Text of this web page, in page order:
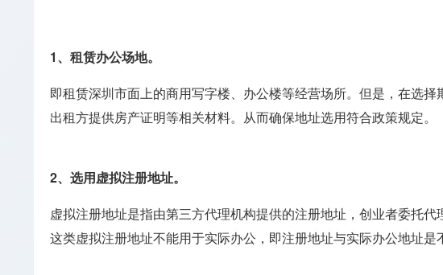
1、租赁办公场地。
即租赁深圳市面上的商用写字楼、办公楼等经营场所。但是，在选
出租方提供房产证明等相关材料。从而确保地址选用符合政策规定。
2、选用虚拟注册地址。
虚拟注册地址是指由第三方代理机构提供的注册地址，创业者委托
这类虚拟注册地址不能用于实际办公，即注册地址与实际办公地址